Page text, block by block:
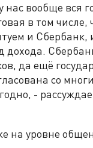
вообще вся
в том числе,
и Сбербанк,
да ещё
со
-
на уровне